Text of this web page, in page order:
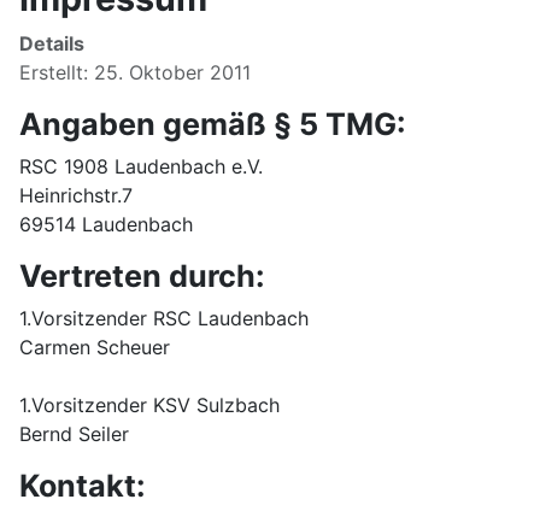
Details
Erstellt: 25. Oktober 2011
Angaben gemäß § 5 TMG:
RSC 1908 Laudenbach e.V.
Heinrichstr.7
69514 Laudenbach
Vertreten durch:
1.Vorsitzender RSC Laudenbach
Carmen Scheuer
1.Vorsitzender KSV Sulzbach
Bernd Seiler
Kontakt: